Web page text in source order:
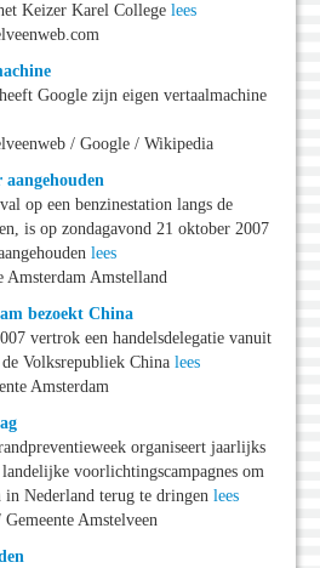
Keizer Karel College lees
Google zijn eigen vertaalmachine
/ Google / Wikipedia
op een benzinestation langs de
is op zondagavond 21 oktober 2007
lees
Amstelland
bezoekt China
vertrok een handelsdelegatie vanuit
Volksrepubliek China lees
Amsterdam
organiseert jaarlijks
voorlichtingscampagnes om
in Nederland terug te dringen lees
Amstelveen